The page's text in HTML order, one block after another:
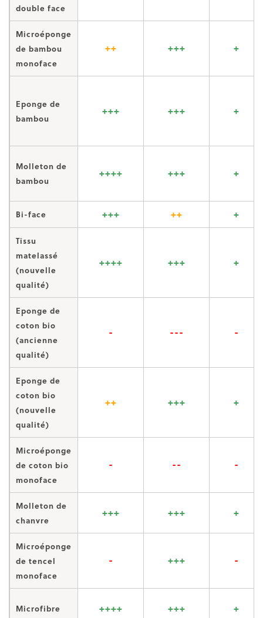
double face
Microéponge
de bambou
monoface
++ +++ +
Eponge de
bambou
+++ +++ +
Molleton de
bambou
++++ +++ +
Bi-face +++ ++ +
Tissu
matelassé
(nouvelle
qualité)
++++ +++ +
Eponge de
coton bio
(ancienne
qualité)
- --- -
Eponge de
coton bio
(nouvelle
qualité)
++ +++ +
Microéponge
de coton bio
monoface
- -- -
Molleton de
chanvre
+++ +++ +
Microéponge
de tencel
monoface
- +++ -
Microfibre ++++ +++ +